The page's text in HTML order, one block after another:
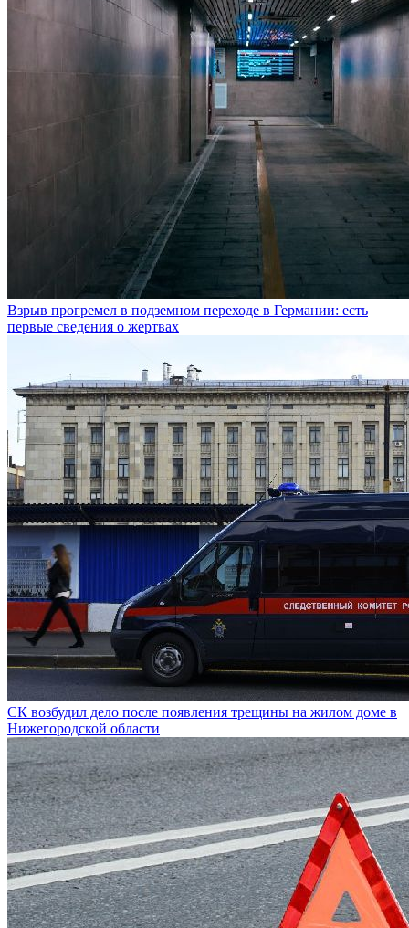
Взрыв прогремел в подземном переходе в Германии: есть
первые сведения о жертвах
СК возбудил дело после появления трещины на жилом доме в
Нижегородской области